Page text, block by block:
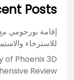
Posts
إقامة بورجومي
للاسترخاء
of Phoenix 3D
Review